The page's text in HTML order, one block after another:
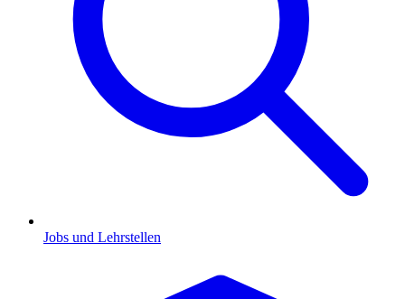
Jobs und Lehrstellen